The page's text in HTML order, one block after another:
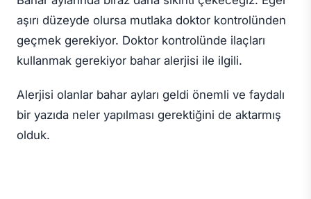
aşırı düzeyde olursa mutlaka doktor kontrolünden
geçmek gerekiyor. Doktor kontrolünde ilaçları
kullanmak gerekiyor bahar alerjisi ile ilgili.
Alerjisi olanlar bahar ayları geldi önemli ve faydalı
bir yazıda neler yapılması gerektiğini de aktarmış
olduk.